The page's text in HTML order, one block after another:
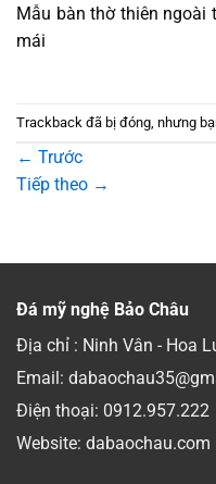
Mẫu bàn thờ thiên ngoài
mái
Trackback đã bị đóng, nhưng
← Trước
Tiếp theo →
Đá mỹ nghệ Bảo Châu
Địa chỉ : Ninh Vân - Hoa
Email:
Điện thoại: 0912.957.222
Website: dabaochau.com